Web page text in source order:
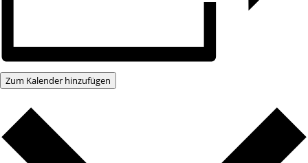
Zum Kalender hinzufügen